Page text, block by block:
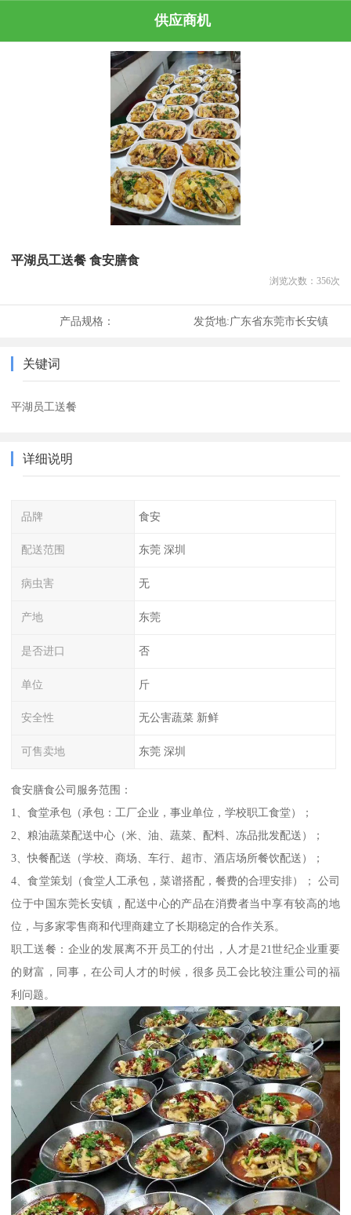
供应商机
平湖员工送餐 食安膳食
浏览次数： 356次
产品规格： 发货地:广东省东莞市长安镇
关键词
平湖员工送餐
详细说明
品牌 食安
配送范围 东莞 深圳
病虫害 无
产地 东莞
是否进口 否
单位 斤
安全性 无公害蔬菜 新鲜
可售卖地 东莞 深圳
食安膳食公司服务范围：
1、食堂承包（承包：工厂企业，事业单位，学校职工食堂）；
2、粮油蔬菜配送中心（米、油、蔬菜、配料、冻品批发配送）；
3、快餐配送（学校、商场、车行、超市、酒店场所餐饮配送）；
4、食堂策划（食堂人工承包，菜谱搭配，餐费的合理安排）； 公司
位于中国东莞长安镇，配送中心的产品在消费者当中享有较高的地
位，与多家零售商和代理商建立了长期稳定的合作关系。
职工送餐：企业的发展离不开员工的付出，人才是21世纪企业重要
的财富，同事，在公司人才的时候，很多员工会比较注重公司的福
利问题。